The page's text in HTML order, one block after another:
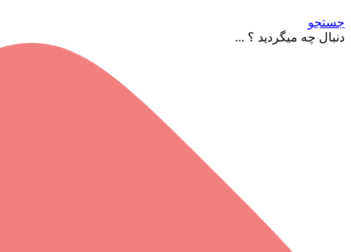
جستجو
دنبال چه میگردید ؟ ...